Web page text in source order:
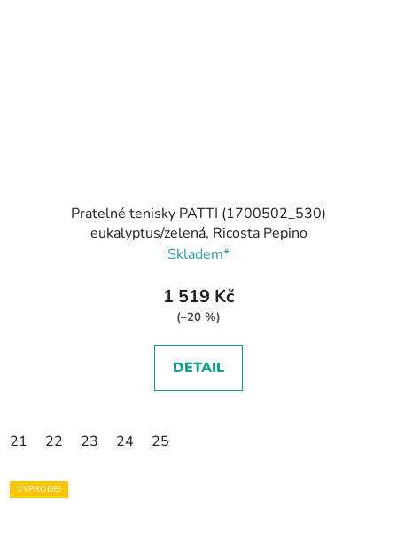
Pratelné tenisky PATTI (1700502_530)
eukalyptus/zelená, Ricosta Pepino
Skladem*
1 519 Kč
(–20 %)
DETAIL
21 22 23 24 25
VÝPRODEJ